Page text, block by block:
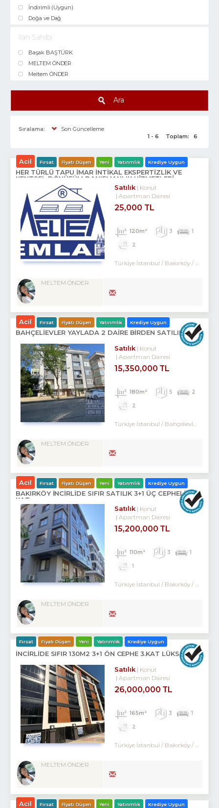
İndirimli (Uygun)
Doğa ve Dağ
İlan Sahibi
Başak BAŞTÜRK
MELTEM ÖNDER
Meltem ÖNDER
Ara
Sıralama:
Son Güncelleme
1 - 6
Toplam: 6
Acil Fırsat Fiyatı Düşen Yeni Yatırımlık Krediye Uygun
HER TÜRLÜ TAPU İMAR İNTİKAL EKSPERTİZLİK VE
KENTSEL DÖNÜŞÜM DANIŞMANLIK HİZMETLERİ
Satılık
Konut
Apartman Dairesi
25,000 TL
120m² 3
1
2
Türkiye İstanbul / Bakırköy/ Kartaltepe
MELTEM ÖNDER
Acil Fırsat Fiyatı Düşen Yatırımlık Krediye Uygun
BAHÇELİEVLER YAYLADA 2 DAİRE BİRDEN SATILIKTIR.
Satılık
Konut
Apartman Dairesi
15,350,000 TL
180m² 5
2
2
MELTEM ÖNDER
Acil Fırsat Fiyatı Düşen Yeni Yatırımlık Krediye Uygun
BAKIRKÖY İNCİRLİDE SIFIR SATILIK 3+1 ÜÇ CEPHELİ ARA
KAT
Satılık
Konut
Apartman Dairesi
15,200,000 TL
110m² 3
1
1
Türkiye İstanbul / Bakırköy/ Kartaltepe
MELTEM ÖNDER
Fırsat Fiyatı Düşen Yeni Yatırımlık Krediye Uygun
İNCİRLİDE SIFIR 130M2 3+1 ÖN CEPHE 3.KAT LÜKS DAİRE
Satılık
Konut
Apartman Dairesi
26,000,000 TL
165m² 3
1
2
Türkiye İstanbul / Bakırköy/ Kartaltepe
MELTEM ÖNDER
Acil Fırsat Fiyatı Düşen Yeni Yatırımlık Krediye Uygun